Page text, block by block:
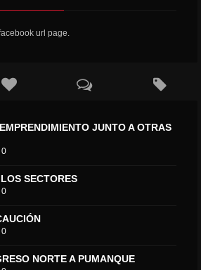
url page.
JUNTO A OTRAS
0
SECTORES
0
0
NORTE A PUMANQUE